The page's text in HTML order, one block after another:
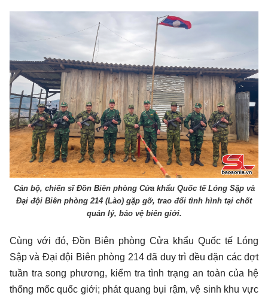
Cán bộ, chiến sĩ Đồn Biên phòng Cửa khẩu Quốc tế Lóng Sập và
Đại đội Biên phòng 214 (Lào) gặp gỡ, trao đổi tình hình tại chốt
quản lý, bảo vệ biên giới.
Cùng với đó, Đồn Biên phòng Cửa khẩu Quốc tế Lóng
Sập và Đại đội Biên phòng 214 đã duy trì đều đặn các đợt
tuần tra song phương, kiểm tra tình trạng an toàn của hệ
thống mốc quốc giới; phát quang bụi rậm, vệ sinh khu vực